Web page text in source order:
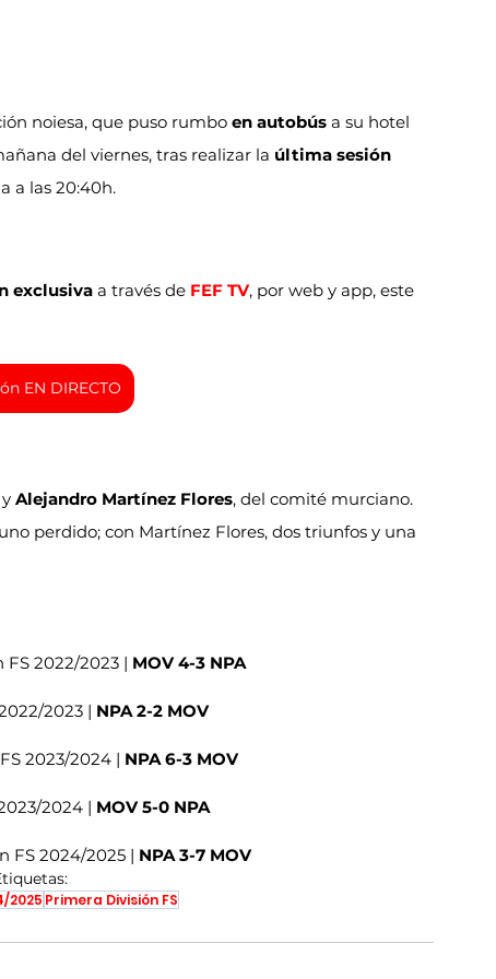
noiesa, que puso rumbo en autobús a su hotel
del viernes, tras realizar la última sesión
a las 20:40h.
exclusiva a través de FEF TV, por web y app, este
EN DIRECTO
Alejandro Martínez Flores, del comité murciano.
perdido; con Martínez Flores, dos triunfos y una
FS 2022/2023 | MOV 4-3 NPA
2023 | NPA 2-2 MOV
2023/2024 | NPA 6-3 MOV
2024 | MOV 5-0 NPA
FS 2024/2025 | NPA 3-7 MOV
2025 Primera División FS